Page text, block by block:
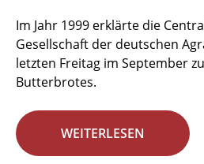
Im Jahr 1999 erklärte die
Gesellschaft der deutschen
letzten Freitag im September
Butterbrotes.
WEITERLESEN